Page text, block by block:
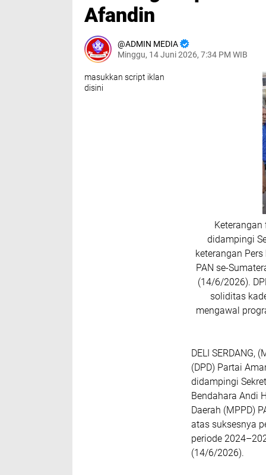
Afandin
ADMIN MEDIA
Minggu, 14 Juni 2026, 7:34 PM WIB
masukkan script iklan
disini
Keterangan
didampingi
keterangan
PAN se-
(14/6/2026).
soliditas
mengawal
DELI SERDANG,
(DPD) Partai
didampingi
Bendahara Andi
Daerah (MPPD)
atas suksesnya
periode
(14/6/2026).